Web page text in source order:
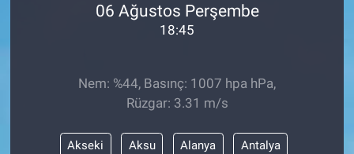
06 Ağustos Perşembe
18:45
Nem: %44, Basınç: 1007 hpa hPa,
Rüzgar: 3.31 m/s
Akseki Aksu Alanya Antalya